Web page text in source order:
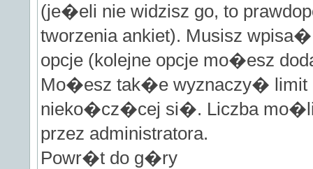
(je�eli nie widzisz go, to
tworzenia ankiet). Musisz
opcje (kolejne opcje mo�esz
Mo�esz tak�e wyznaczy� limit
nieko�cz�cej si�. Liczba
przez administratora.
Powr�t do g�ry